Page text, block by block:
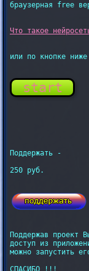
браузерная free
или по кнопке
start
Поддержать -
250 руб.
Поддержав проект
доступ из
можно запустить
СПАСИБО !!!